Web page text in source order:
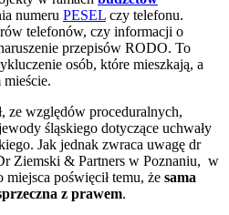
numeru PESEL czy telefonu.
telefonów, czy informacji o
przepisów RODO. To
osób, które mieszkają, a
ze względów proceduralnych,
śląskiego dotyczące uchwały
Jak jednak zwraca uwagę dr
Ziemski & Partners w Poznaniu, w
poświęcił temu, że sama
z prawem.